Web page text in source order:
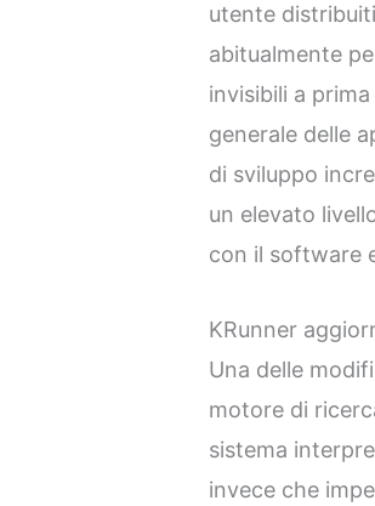
utente
abitualmente
invisibili a
generale delle
di sviluppo
un elevato
con il software
KRunner
Una delle
motore di
sistema
invece che